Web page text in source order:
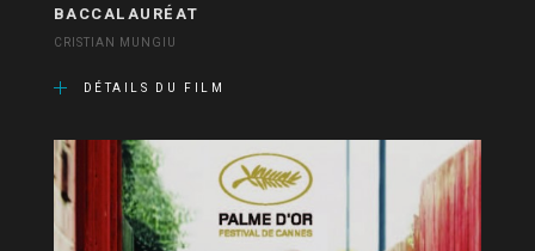
BACCALAURÉAT
CRISTIAN MUNGIU
DÉTAILS DU FILM